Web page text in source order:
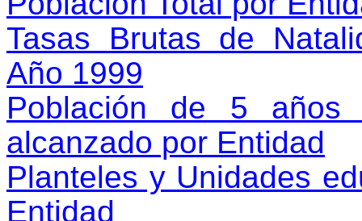
Tasas Brutas de
Año 1999
Población de 5
alcanzado por Entidad
Planteles y Unidades
Entidad